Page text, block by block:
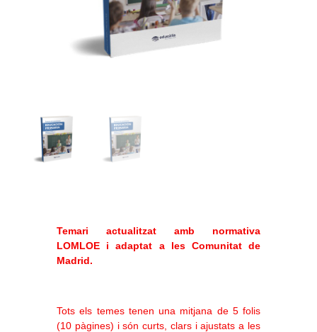
Temari actualitzat amb normativa
LOMLOE i adaptat a les Comunitat de
Madrid.
Tots els temes tenen una mitjana de 5 folis
(10 pàgines) i són curts, clars i ajustats a les